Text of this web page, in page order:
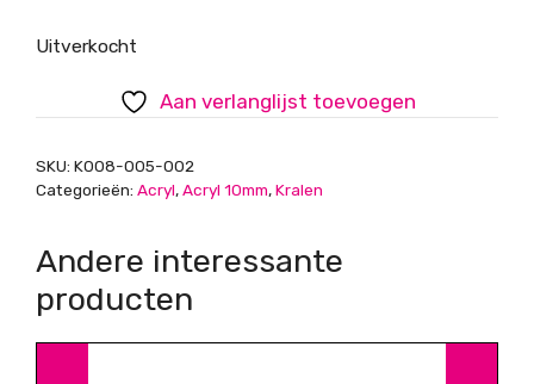
Uitverkocht
Aan verlanglijst toevoegen
SKU: K008-005-002
Categorieën: Acryl,Acryl 10mm,Kralen
Andere interessante
producten